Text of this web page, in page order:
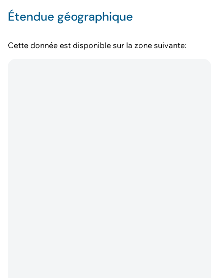
Étendue géographique
Cette donnée est disponible sur la zone suivante: